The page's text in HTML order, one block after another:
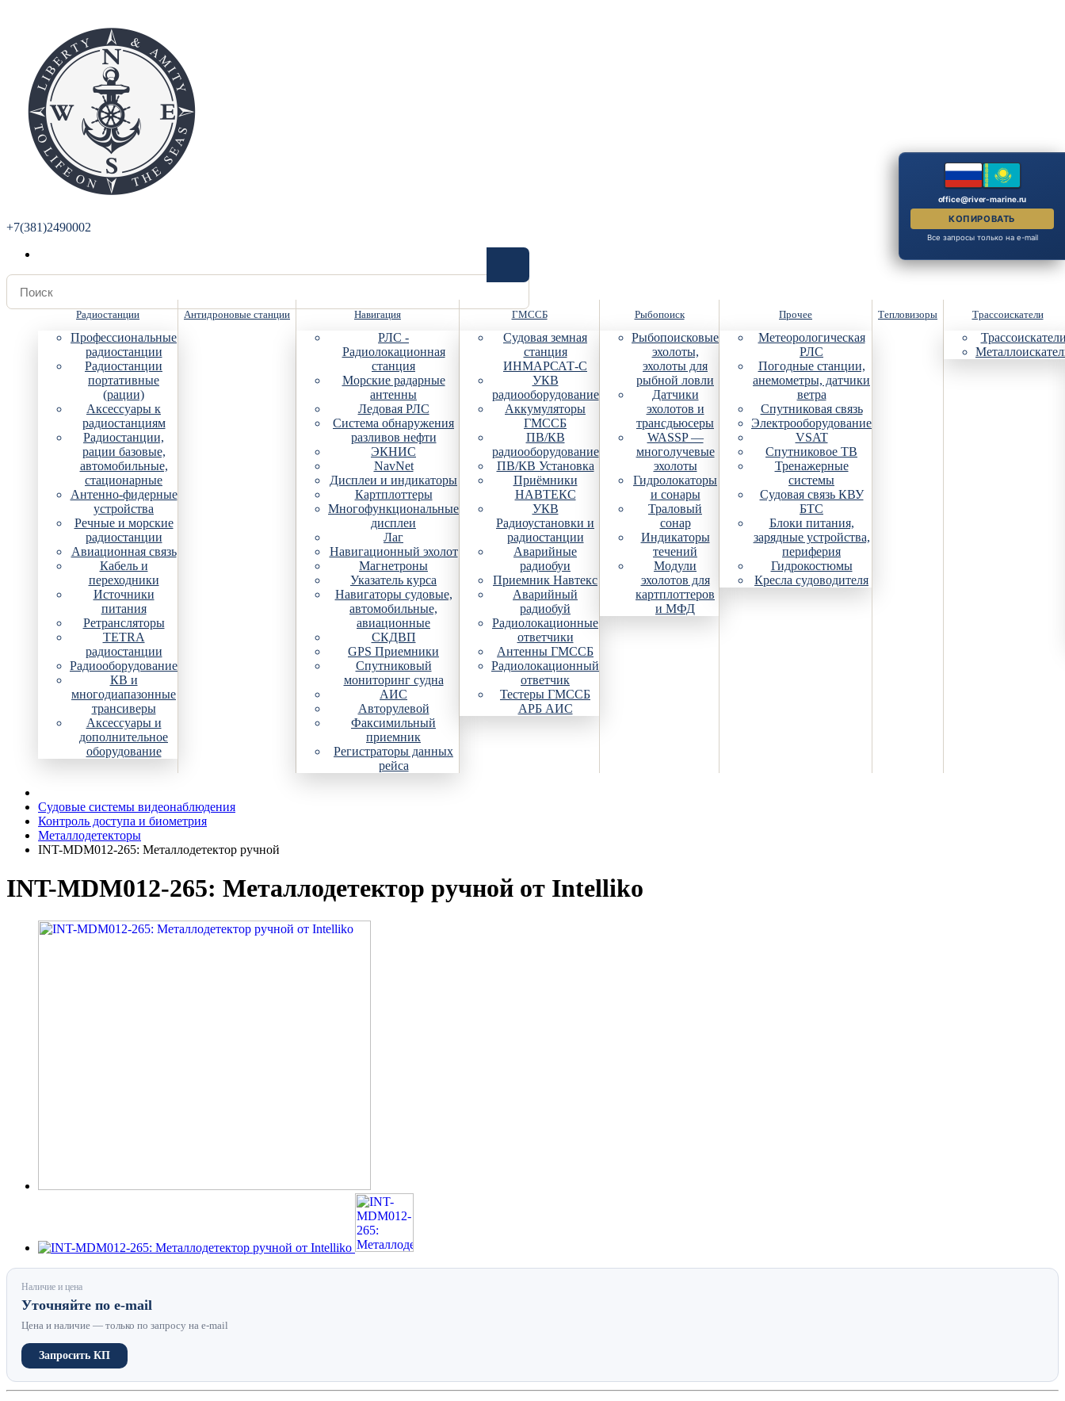
+7(381)2490002
Радиостанции
Профессиональные
радиостанции
Радиостанции
портативные
(рации)
Аксессуары к
радиостанциям
Радиостанции,
рации базовые,
автомобильные,
стационарные
Антенно-фидерные
устройства
Речные и морские
радиостанции
Авиационная связь
Кабель и
переходники
Источники
питания
Ретрансляторы
TETRA
радиостанции
Радиооборудование
КВ и
многодиапазонные
трансиверы
Аксессуары и
дополнительное
оборудование
Антидроновые станции Навигация
РЛС -
Радиолокационная
станция
Морские радарные
антенны
Ледовая РЛС
Система обнаружения
разливов нефти
ЭКНИС
NavNet
Дисплеи и индикаторы
Картплоттеры
Многофункциональные
дисплеи
Лаг
Навигационный эхолот
Магнетроны
Указатель курса
Навигаторы судовые,
автомобильные,
авиационные
СКДВП
GPS Приемники
Спутниковый
мониторинг судна
АИС
Авторулевой
Факсимильный
приемник
Регистраторы данных
рейса
ГМССБ
Судовая земная
станция
ИНМАРСАТ-С
УКВ
радиооборудование
Аккумуляторы
ГМССБ
ПВ/КВ
радиооборудование
ПВ/КВ Установка
Приёмники
НАВТЕКС
УКВ
Радиоустановки и
радиостанции
Аварийные
радиобуи
Приемник Навтекс
Аварийный
радиобуй
Радиолокационные
ответчики
Антенны ГМССБ
Радиолокационный
ответчик
Тестеры ГМССБ
АРБ АИС
Рыбопоиск
Рыбопоисковые
эхолоты,
эхолоты для
рыбной ловли
Датчики
эхолотов и
трансдьюсеры
WASSP —
многолучевые
эхолоты
Гидролокаторы
и сонары
Траловый
сонар
Индикаторы
течений
Модули
эхолотов для
картплоттеров
и МФД
Прочее
Метеорологическая
РЛС
Погодные станции,
анемометры, датчики
ветра
Спутниковая связь
Электрооборудование
VSAT
Спутниковое ТВ
Тренажерные
системы
Судовая связь КВУ
БТС
Блоки питания,
зарядные устройства,
периферия
Гидрокостюмы
Кресла судоводителя
Тепловизоры Трассоискатели
Судовые системы видеонаблюдения
Контроль доступа и биометрия
Металлодетекторы
INT-MDM012-265: Металлодетектор ручной
INT-MDM012-265: Металлодетектор ручной от Intelliko
Наличие и цена
Уточняйте по e-mail
Цена и наличие — только по запросу на e-mail
Запросить КП
office@river-marine.ru
КОПИРОВАТЬ
Все запросы только на e-mail